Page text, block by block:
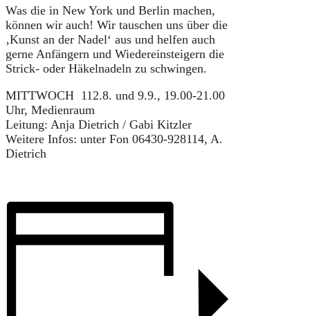
Was die in New York und Berlin machen,
können wir auch! Wir tauschen uns über die
‚Kunst an der Nadel‘ aus und helfen auch
gerne Anfängern und Wiedereinsteigern die
Strick- oder Häkelnadeln zu schwingen.
MITTWOCH 112.8. und 9.9., 19.00-21.00
Uhr, Medienraum
Leitung: Anja Dietrich / Gabi Kitzler
Weitere Infos: unter Fon 06430-928114, A.
Dietrich